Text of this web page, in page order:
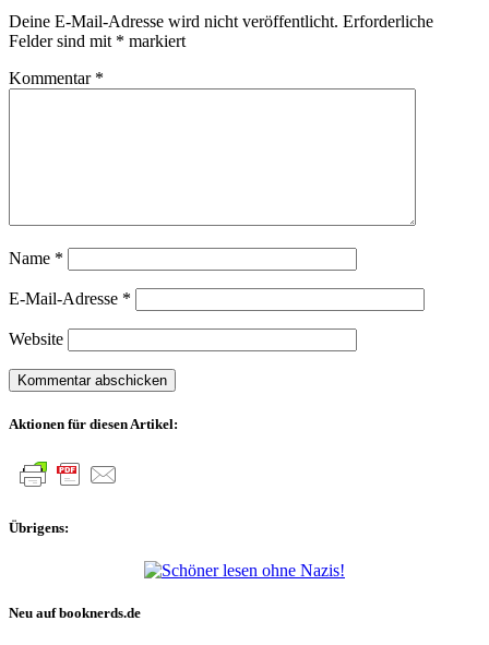
Deine E-Mail-Adresse wird nicht veröffentlicht. Erforderliche
Felder sind mit * markiert
Kommentar *
Name *
E-Mail-Adresse *
Website
Aktionen für diesen Artikel:
Übrigens:
Neu auf booknerds.de